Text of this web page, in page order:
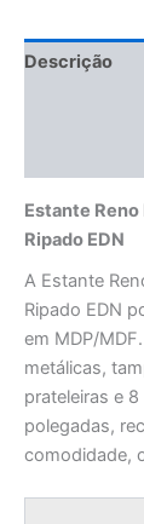
Descrição
Estante Reno
Ripado EDN
A Estante
Ripado EDN
em MDP/
metálicas,
prateleiras e
polegadas,
comodidade,